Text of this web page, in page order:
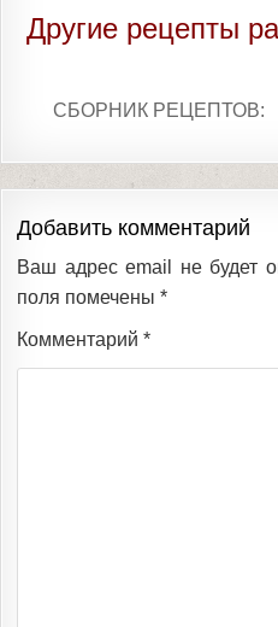
Другие рецепты
СБОРНИК РЕЦЕПТОВ:
Добавить комментарий
Ваш адрес email не будет
поля помечены *
Комментарий *